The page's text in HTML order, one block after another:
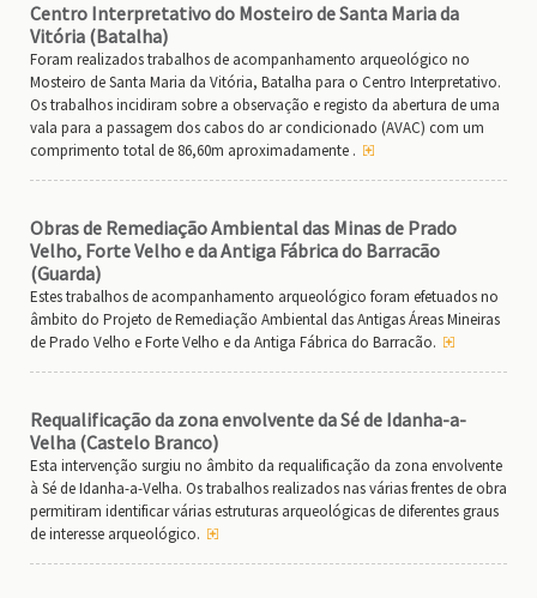
Centro Interpretativo do Mosteiro de Santa Maria da
Vitória (Batalha)
Foram realizados trabalhos de acompanhamento arqueológico no
Mosteiro de Santa Maria da Vitória, Batalha para o Centro Interpretativo.
Os trabalhos incidiram sobre a observação e registo da abertura de uma
vala para a passagem dos cabos do ar condicionado (AVAC) com um
comprimento total de 86,60m aproximadamente .
Obras de Remediação Ambiental das Minas de Prado
Velho, Forte Velho e da Antiga Fábrica do Barracão
(Guarda)
Estes trabalhos de acompanhamento arqueológico foram efetuados no
âmbito do Projeto de Remediação Ambiental das Antigas Áreas Mineiras
de Prado Velho e Forte Velho e da Antiga Fábrica do Barracão.
Requalificação da zona envolvente da Sé de Idanha-a-
Velha (Castelo Branco)
Esta intervenção surgiu no âmbito da requalificação da zona envolvente
à Sé de Idanha-a-Velha. Os trabalhos realizados nas várias frentes de obra
permitiram identificar várias estruturas arqueológicas de diferentes graus
de interesse arqueológico.